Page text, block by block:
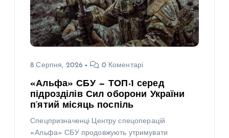
8 Серпня, 2026 0 Коментарі
«Альфа» СБУ — ТОП-1 серед
підрозділів Сил оборони України
п’ятий місяць поспіль
Спецпризначенці Центру спецоперацій
«Альфа» СБУ продовжують утримувати